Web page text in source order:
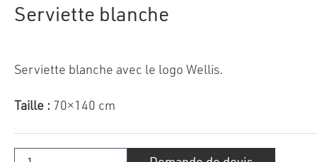
Serviette blanche
Serviette blanche avec le logo Wellis.
Taille : 70×140 cm